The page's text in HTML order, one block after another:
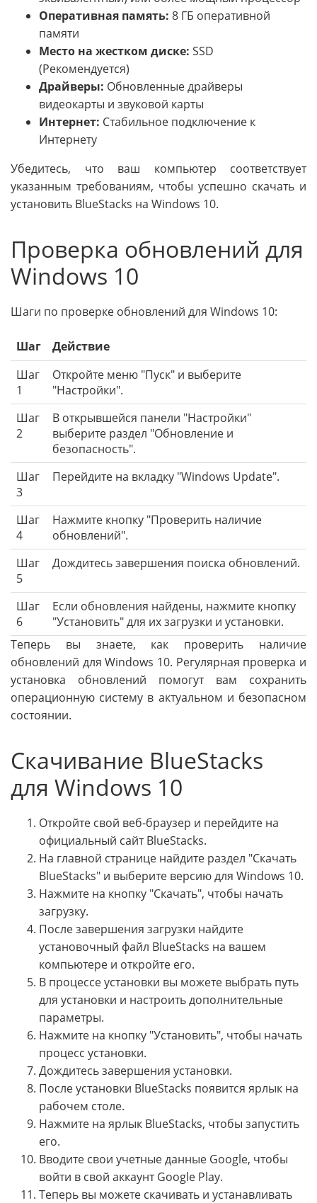
Оперативная память: 8 ГБ оперативной
памяти
Место на жестком диске: SSD
(Рекомендуется)
Драйверы: Обновленные драйверы
видеокарты и звуковой карты
Интернет: Стабильное подключение к
Интернету
Убедитесь, что ваш компьютер соответствует
указанным требованиям, чтобы успешно скачать и
установить BlueStacks на Windows 10.
Проверка обновлений для
Windows 10
Шаги по проверке обновлений для Windows 10:
Шаг
Действие
Шаг
1
Откройте меню "Пуск" и выберите
"Настройки".
Шаг
2
В открывшейся панели "Настройки"
выберите раздел "Обновление и
безопасность".
Шаг
3
Перейдите на вкладку "Windows Update".
Шаг
4
Нажмите кнопку "Проверить наличие
обновлений".
Шаг
5
Дождитесь завершения поиска обновлений.
Шаг
6
Если обновления найдены, нажмите кнопку
"Установить" для их загрузки и установки.
Теперь вы знаете, как проверить наличие
обновлений для Windows 10. Регулярная проверка и
установка обновлений помогут вам сохранить
операционную систему в актуальном и безопасном
состоянии.
Скачивание BlueStacks
для Windows 10
Откройте свой веб-браузер и перейдите на
официальный сайт BlueStacks.
На главной странице найдите раздел "Скачать
BlueStacks" и выберите версию для Windows 10.
Нажмите на кнопку "Скачать", чтобы начать
загрузку.
После завершения загрузки найдите
установочный файл BlueStacks на вашем
компьютере и откройте его.
В процессе установки вы можете выбрать путь
для установки и настроить дополнительные
параметры.
Нажмите на кнопку "Установить", чтобы начать
процесс установки.
Дождитесь завершения установки.
После установки BlueStacks появится ярлык на
рабочем столе.
Нажмите на ярлык BlueStacks, чтобы запустить
его.
Вводите свои учетные данные Google, чтобы
войти в свой аккаунт Google Play.
Теперь вы можете скачивать и устанавливать